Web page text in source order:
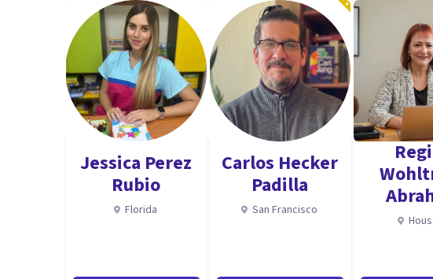
Jessica Perez
Rubio
Florida
Carlos Hecker
Padilla
San Francisco